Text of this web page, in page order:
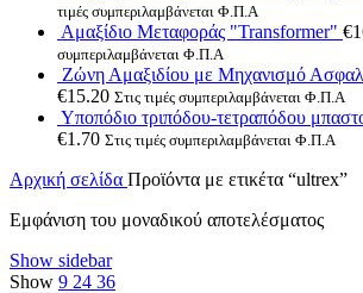
τιμές συμπεριλαμβάνεται Φ.Π.Α
Αμαξίδιο Μεταφοράς "Transformer" €
συμπεριλαμβάνεται Φ.Π.Α
Ζώνη Αμαξιδίου με Μηχανισμό
€15.20 Στις τιμές συμπεριλαμβάνεται Φ.Π.Α
Υποπόδιο τριπόδου-τετραπόδου
€1.70 Στις τιμές συμπεριλαμβάνεται Φ.Π.Α
Αρχική σελίδα Προϊόντα με ετικέτα “ultrex”
Εμφάνιση του μοναδικού αποτελέσματος
Show sidebar
Show 9 24 36